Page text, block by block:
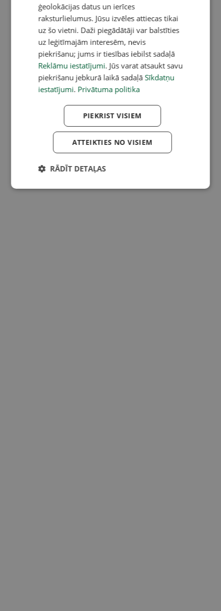
ģeolokācijas datus un ierīces
raksturlielumus. Jūsu izvēles attiecas tikai
uz šo vietni. Daži piegādātāji var balstīties
uz leģitīmajām interesēm, nevis
piekrišanu; jums ir tiesības iebilst sadaļā
Reklāmu iestatījumi. Jūs varat atsaukt savu
piekrišanu jebkurā laikā sadaļā Sīkdatņu
iestatījumi. Privātuma politika
PIEKRIST VISIEM
ATTEIKTIES NO VISIEM
RĀDĪT DETAĻAS